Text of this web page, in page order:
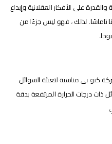
على الأفكار العقلانية وإبداع
تاماسًا. لذلك ، فهو ليس جزءًا من
كيو بي مناسبة لتعبئة السوائل
ذات درجات الحرارة المرتفعة بدقة